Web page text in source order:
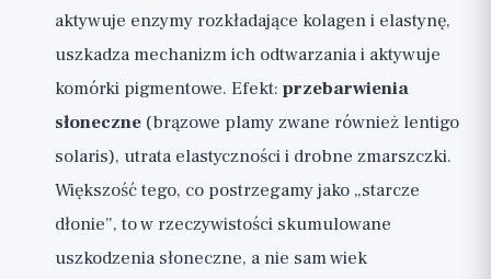
aktywuje enzymy rozkładające kolagen i elastynę,
uszkadza mechanizm ich odtwarzania i aktywuje
komórki pigmentowe. Efekt: przebarwienia
słoneczne (brązowe plamy zwane również lentigo
solaris), utrata elastyczności i drobne zmarszczki.
Większość tego, co postrzegamy jako „starcze
dłonie”, to w rzeczywistości skumulowane
uszkodzenia słoneczne, a nie sam wiek